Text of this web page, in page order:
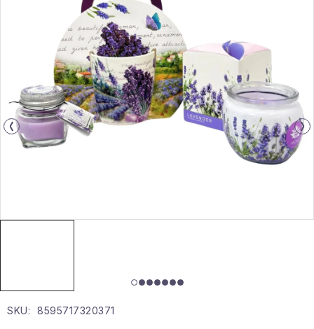
Gyűjtemény
Egészség és szépség
Sport és szabadban
Gyermekeknek
Karácsonyi esemény
SKU: 8595717320371